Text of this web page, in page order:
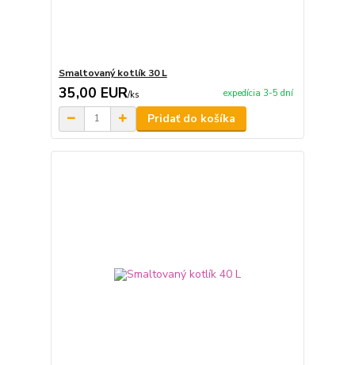
Smaltovaný kotlík 30 L
35,00 EUR/ks expedícia 3-5 dní
Pridať do košíka